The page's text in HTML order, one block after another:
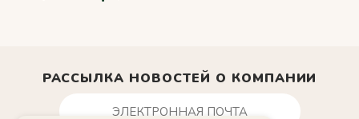
РАССЫЛКА НОВОСТЕЙ О КОМПАНИИ